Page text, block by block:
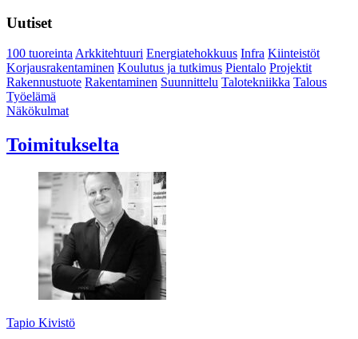
Uutiset
100 tuoreintaArkkitehtuuri Energiatehokkuus Infra Kiinteistöt
Korjausrakentaminen Koulutus ja tutkimus Pientalo Projektit
Rakennustuote Rakentaminen Suunnittelu Talotekniikka Talous
Työelämä
Näkökulmat
Toimitukselta
Tapio Kivistö